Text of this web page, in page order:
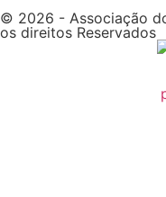
© 2026 - Associação
os direitos Reservados